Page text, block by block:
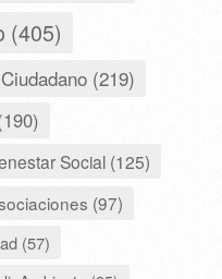
(405)
(219)
Social (125)
(97)
(57)